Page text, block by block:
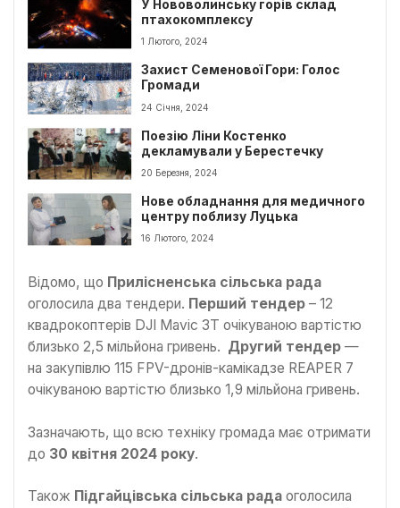
У Нововолинську горів склад
птахокомплексу
1 Лютого, 2024
Захист Семенової Гори: Голос
Громади
24 Січня, 2024
Поезію Ліни Костенко
декламували у Берестечку
20 Березня, 2024
Нове обладнання для медичного
центру поблизу Луцька
16 Лютого, 2024
Відомо, що Прилісненська сільська рада
оголосила два тендери. Перший тендер – 12
квадрокоптерів DJI Mavic 3T очікуваною вартістю
близько 2,5 мільйона гривень. Другий тендер —
на закупівлю 115 FPV-дронів-камікадзе REAPER 7
очікуваною вартістю близько 1,9 мільйона гривень.
Зазначають, що всю техніку громада має отримати
до 30 квітня 2024 року.
Також Підгайцівська сільська рада оголосила